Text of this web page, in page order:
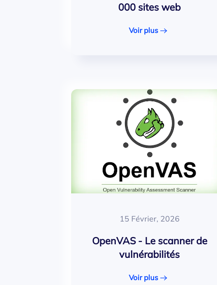
000 sites web
Voir plus
15 Février, 2026
OpenVAS - Le scanner de
vulnérabilités
Voir plus